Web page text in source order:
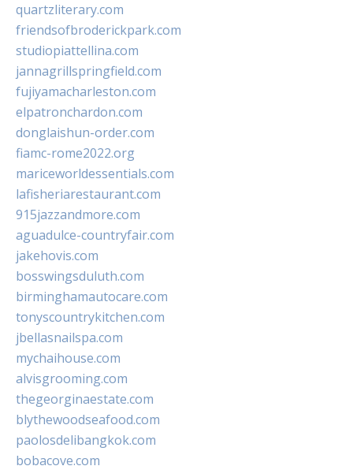
quartzliterary.com
friendsofbroderickpark.com
studiopiattellina.com
jannagrillspringfield.com
fujiyamacharleston.com
elpatronchardon.com
donglaishun-order.com
fiamc-rome2022.org
mariceworldessentials.com
lafisheriarestaurant.com
915jazzandmore.com
aguadulce-countryfair.com
jakehovis.com
bosswingsduluth.com
birminghamautocare.com
tonyscountrykitchen.com
jbellasnailspa.com
mychaihouse.com
alvisgrooming.com
thegeorginaestate.com
blythewoodseafood.com
paolosdelibangkok.com
bobacove.com